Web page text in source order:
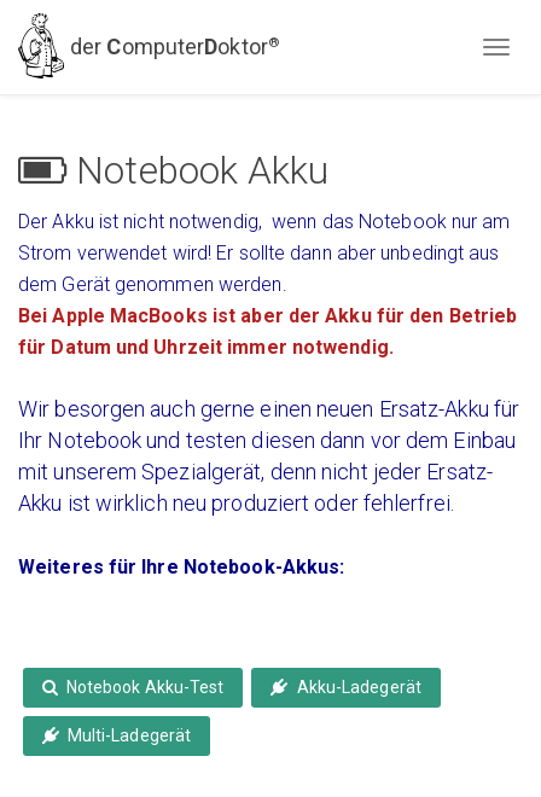
der ComputerDoktor®
Notebook Akku
Der Akku ist nicht notwendig, wenn das Notebook nur am
Strom verwendet wird! Er sollte dann aber unbedingt aus
dem Gerät genommen werden.
Bei Apple MacBooks ist aber der Akku für den Betrieb
für Datum und Uhrzeit immer notwendig.
Wir besorgen auch gerne einen neuen Ersatz-Akku für
Ihr Notebook und testen diesen dann vor dem Einbau
mit unserem Spezialgerät, denn nicht jeder Ersatz-
Akku ist wirklich neu produziert oder fehlerfrei.
Weiteres für Ihre Notebook-Akkus:
Notebook Akku-Test Akku-Ladegerät
Multi-Ladegerät